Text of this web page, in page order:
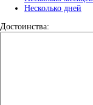
Несколько дней
Достоинства: